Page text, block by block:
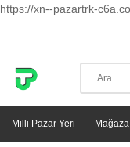
https://xn--pazartrk-
Milli Pazar Yeri Mağaza